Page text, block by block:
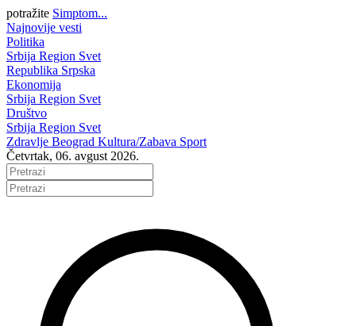
potražite Simptom...
Najnovije vesti
Politika
Srbija Region Svet
Republika Srpska
Ekonomija
Srbija Region Svet
Društvo
Srbija Region Svet
Zdravlje Beograd Kultura/Zabava Sport
Četvrtak, 06. avgust 2026.